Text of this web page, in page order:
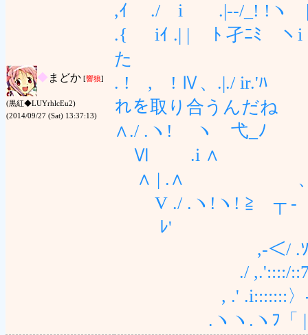
◆ まどか [響狼]
(黒紅◆LUYrhlcEu2)
(2014/09/27 (Sat) 13:37:13)
,ｲ ./ i .|--/_! !ヽ
.{ iｲ .| | ﾄ 孑ﾆﾐ
た
. ! , ! Ⅳ、.|./ ir.'
れを取り合うんだね
∧./ .ヽ! ヽ 弋
Ⅵ .i ∧ '
∧ | .∧ ゝ 、.
V ./ .ヽ!ヽ! ≧ ┬ ‐
ﾚ' 「┬‐‐
,-＜/ .ｿ__
./ ,.'::::/
, .' .i:::::::〉-
.ヽヽ.ヽﾌ「